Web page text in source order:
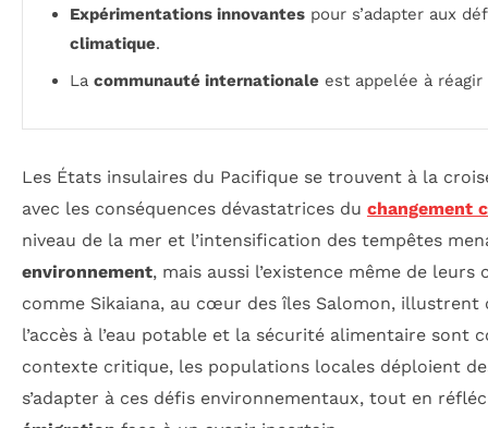
Expérimentations innovantes pour s’adapter aux
climatique.
La communauté internationale est appelée à
Les États insulaires du Pacifique se trouvent à la
avec les conséquences dévastatrices du changement
niveau de la mer et l’intensification des tempêtes
environnement, mais aussi l’existence même de leurs
comme Sikaiana, au cœur des îles Salomon,
l’accès à l’eau potable et la sécurité alimentaire sont
contexte critique, les populations locales déploient
s’adapter à ces défis environnementaux, tout en